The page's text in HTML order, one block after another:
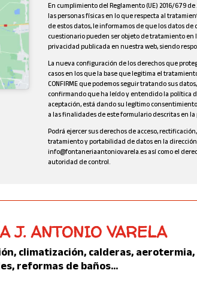
En cumplimiento del Reglamento (UE) 2016/679
las personas físicas en lo que respecta al
de estos datos, le informamos de que los datos
cuestionario pueden ser objeto de tratamiento en
privacidad publicada en nuestra web, siendo
La nueva configuración de los derechos que
casos en los que la base que legitima el
CONFIRME que podemos seguir tratando sus
confirmando que ha leído y entendido la política
aceptación, está dando su legítimo
a las finalidades de este formulario descritas en
Podrá ejercer sus derechos de acceso,
tratamiento y portabilidad de datos en la
info@fontaneriaantoniovarela.es así como el
autoridad de control.
J. ANTONIO VARELA
climatización, calderas,
reformas de baños...